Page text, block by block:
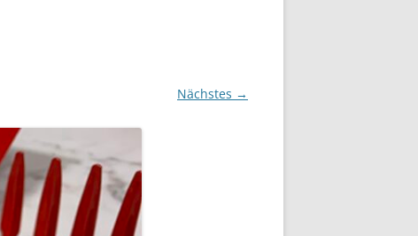
Nächstes →